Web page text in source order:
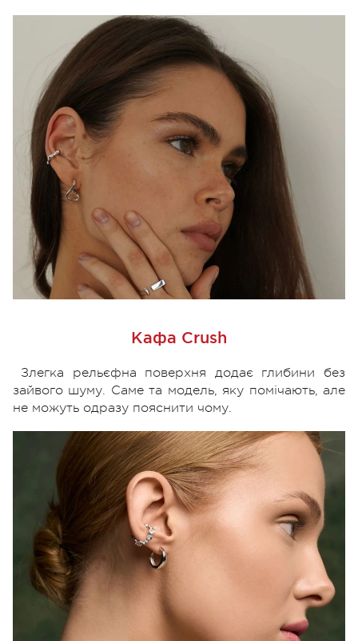
Кафа Crush
Злегка рельєфна поверхня додає глибини без
зайвого шуму. Саме та модель, яку помічають, але
не можуть одразу пояснити чому.